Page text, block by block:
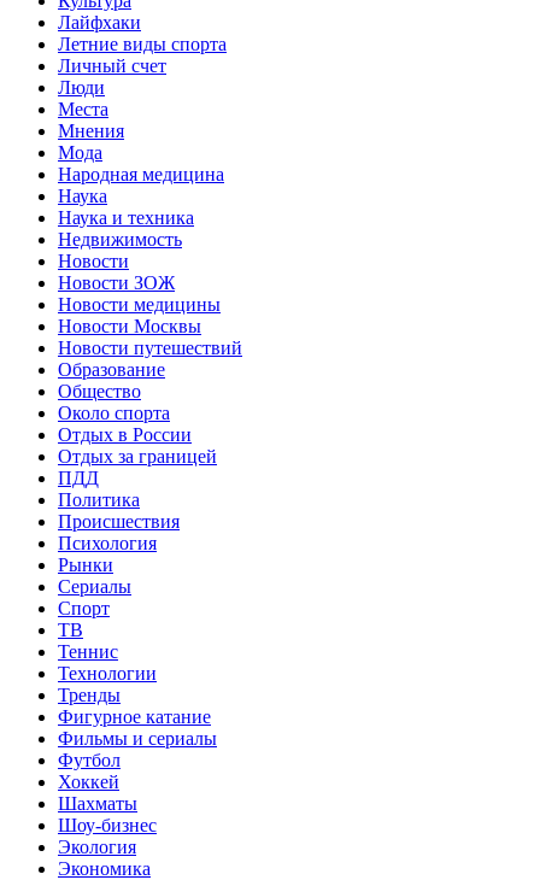
Лайфхаки
Летние виды спорта
Личный счет
Люди
Места
Мнения
Мода
Народная медицина
Наука
Наука и техника
Недвижимость
Новости
Новости ЗОЖ
Новости медицины
Новости Москвы
Новости путешествий
Образование
Общество
Около спорта
Отдых в России
Отдых за границей
ПДД
Политика
Происшествия
Психология
Рынки
Сериалы
Спорт
ТВ
Теннис
Технологии
Тренды
Фигурное катание
Фильмы и сериалы
Футбол
Хоккей
Шахматы
Шоу-бизнес
Экология
Экономика